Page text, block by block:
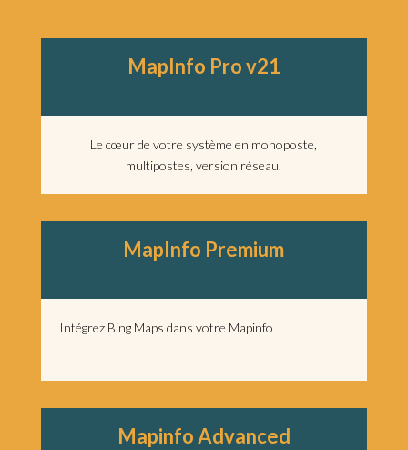
MapInfo Pro v21
Le cœur de votre système en monoposte,
multipostes, version réseau.
MapInfo Premium
Intégrez Bing Maps dans votre Mapinfo
Mapinfo Advanced